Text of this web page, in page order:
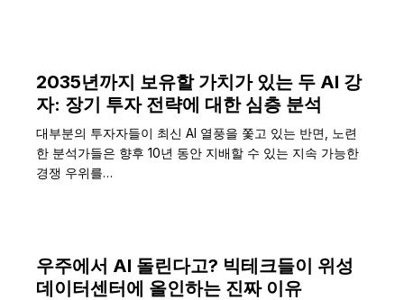
2035년까지 보유할 가치가 있는 두 AI 강
자: 장기 투자 전략에 대한 심층 분석
대부분의 투자자들이 최신 AI 열풍을 쫓고 있는 반면, 노련
한 분석가들은 향후 10년 동안 지배할 수 있는 지속 가능한
경쟁 우위를…
우주에서 AI 돌린다고? 빅테크들이 위성
데이터센터에 올인하는 진짜 이유